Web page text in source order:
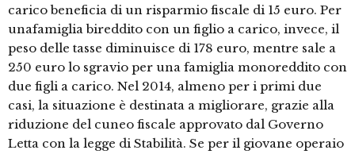
carico beneficia di un risparmio fiscale di 15 euro. Per
unafamiglia bireddito con un figlio a carico, invece, il
peso delle tasse diminuisce di 178 euro, mentre sale a
250 euro lo sgravio per una famiglia monoreddito con
due figli a carico. Nel 2014, almeno per i primi due
casi, la situazione è destinata a migliorare, grazie alla
riduzione del cuneo fiscale approvato dal Governo
Letta con la legge di Stabilità. Se per il giovane operaio